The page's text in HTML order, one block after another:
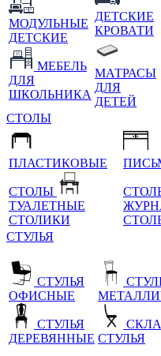
МОДУЛЬНЫЕ
ДЕТСКИЕ
МЕБЕЛЬ
ДЛЯ
ШКОЛЬНИКА
ДЕТСКИЕ
КРОВАТИ
МАТРАСЫ
ДЛЯ
ДЕТЕЙ
СТОЛЫ
ПЛАСТИКОВЫЕ
СТОЛЫ
ТУАЛЕТНЫЕ
СТОЛИКИ
СТУЛЬЯ
СТУЛЬЯ
ОФИСНЫЕ
СТУЛЬЯ
ДЕРЕВЯННЫЕ СТУЛЬЯ